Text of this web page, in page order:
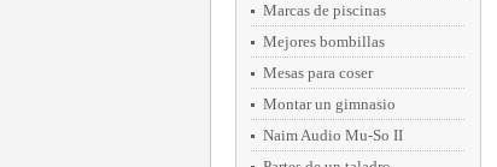
Marcas de piscinas
Mejores bombillas
Mesas para coser
Montar un gimnasio
Naim Audio Mu-So II